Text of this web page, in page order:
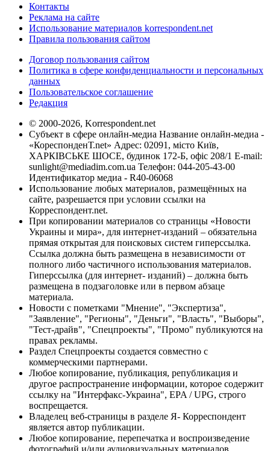
Контакты
Реклама на сайте
Использование материалов korrespondent.net
Правила пользования сайтом
Договор пользования сайтом
Политика в сфере конфиденциальности и персональных
данных
Пользовательское соглашение
Редакция
© 2000-2026, Korrespondent.net
Субъект в сфере онлайн-медиа Название онлайн-медиа -
«КореспонденТ.net» Адрес: 02091, місто Київ,
ХАРКІВСЬКЕ ШОСЕ, будинок 172-Б, офіс 208/1 E-mail:
sunlight@mediadim.com.ua Телефон: 044-205-43-00
Идентификатор медиа - R40-06068
Использование любых материалов, размещённых на
сайте, разрешается при условии ссылки на
Корреспондент.net.
При копировании материалов со страницы «Новости
Украины и мира», для интернет-изданий – обязательна
прямая открытая для поисковых систем гиперссылка.
Ссылка должна быть размещена в независимости от
полного либо частичного использования материалов.
Гиперссылка (для интернет- изданий) – должна быть
размещена в подзаголовке или в первом абзаце
материала.
Новости с пометками "Мнение", "Экспертиза",
"Заявление", "Регионы", "Деньги", "Власть", "Выборы",
"Тест-драйв", "Спецпроекты", "Промо" публикуются на
правах рекламы.
Раздел Спецпроекты создается совместно с
коммерческими партнерами.
Любое копирование, публикация, републикация и
другое распространение информации, которое содержит
ссылку на "Интерфакс-Украина", EPA / UPG, строго
воспрещается.
Владелец веб-страницы в разделе Я- Корреспондент
является автор публикации.
Любое копирование, перепечатка и воспроизведение
фотографий и/или аудиовизуальных материалов,